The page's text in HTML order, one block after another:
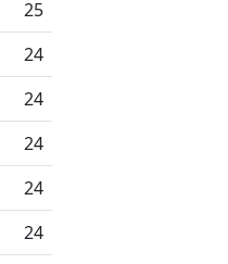
25
24
24
24
24
24